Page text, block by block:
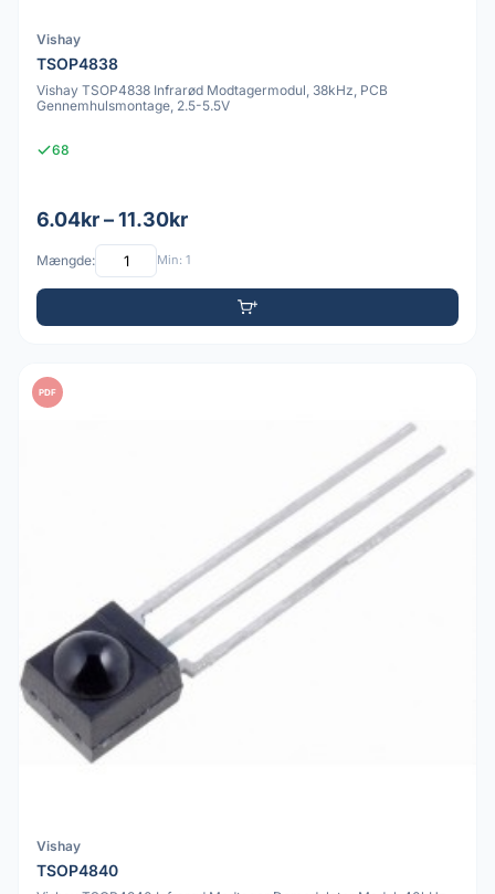
Vishay
TSOP4838
Vishay TSOP4838 Infrarød Modtagermodul, 38kHz, PCB
Gennemhulsmontage, 2.5-5.5V
68
6.04kr – 11.30kr
Mængde: Min: 1
PDF
Vishay
TSOP4840